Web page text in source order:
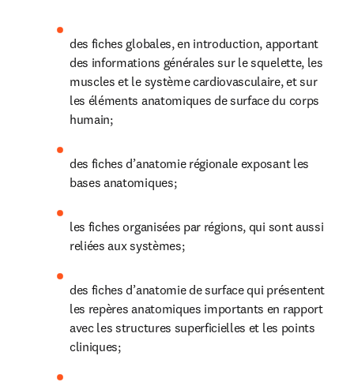
des fiches globales, en introduction, apportant
des informations générales sur le squelette, les
muscles et le système cardiovasculaire, et sur
les éléments anatomiques de surface du corps
humain;
des fiches d’anatomie régionale exposant les
bases anatomiques;
les fiches organisées par régions, qui sont aussi
reliées aux systèmes;
des fiches d’anatomie de surface qui présentent
les repères anatomiques importants en rapport
avec les structures superficielles et les points
cliniques;